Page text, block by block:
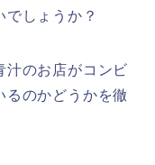
でしょうか？
汁のお店がコンビ
るのかどうかを徹